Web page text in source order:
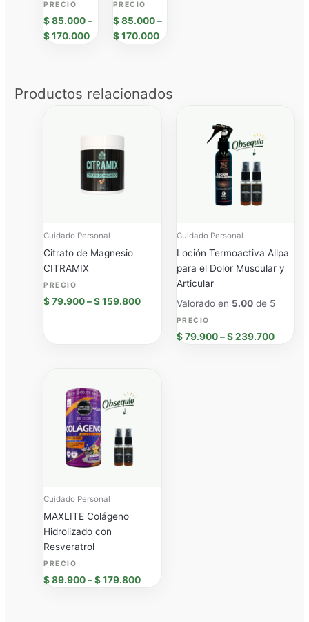
$85.000–
$170.000
$85.000 –
$170.000
Productos relacionados
Cuidado Personal
Citrato de Magnesio
CITRAMIX
$79.900–$159.800
Cuidado Personal
Loción Termoactiva Allpa
para el Dolor Muscular y
Articular
Valorado en 5.00de 5
$79.900 – $239.700
Cuidado Personal
MAXLITE Colágeno
Hidrolizado con
Resveratrol
$89.900–$179.800